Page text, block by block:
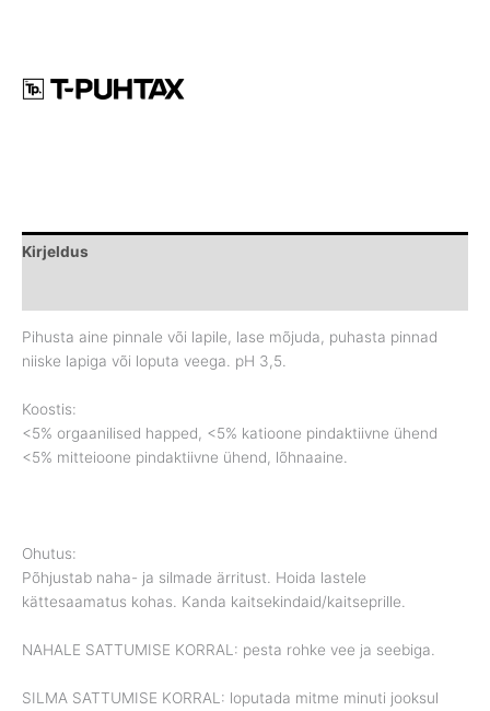
Kirjeldus
Pihusta aine pinnale või lapile, lase mõjuda, puhasta pinnad
niiske lapiga või loputa veega. pH 3,5.
Koostis:
<5% orgaanilised happed, <5% katioone pindaktiivne ühend
<5% mitteioone pindaktiivne ühend, lõhnaaine.
Ohutus:
Põhjustab naha- ja silmade ärritust. Hoida lastele
kättesaamatus kohas. Kanda kaitsekindaid/kaitseprille.
NAHALE SATTUMISE KORRAL: pesta rohke vee ja seebiga.
SILMA SATTUMISE KORRAL: loputada mitme minuti jooksul